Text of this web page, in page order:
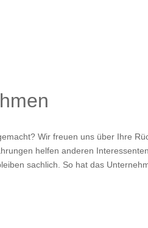
Wir freuen uns über Ihre
helfen anderen
sachlich. So hat das